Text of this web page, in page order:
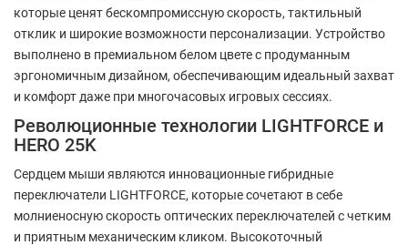
которые ценят бескомпромиссную скорость, тактильный
отклик и широкие возможности персонализации. Устройство
выполнено в премиальном белом цвете с продуманным
эргономичным дизайном, обеспечивающим идеальный захват
и комфорт даже при многочасовых игровых сессиях.
Революционные технологии LIGHTFORCE и
HERO 25K
Сердцем мыши являются инновационные гибридные
переключатели LIGHTFORCE, которые сочетают в себе
молниеносную скорость оптических переключателей с четким
и приятным механическим кликом. Высокоточный